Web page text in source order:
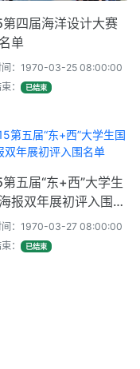
四届海洋设计大赛
单
间：1970-03-25 08:00:00
：
已结束
五届“东+西”大学生
报双年展初评入围名
间：1970-03-27 08:00:00
：
已结束